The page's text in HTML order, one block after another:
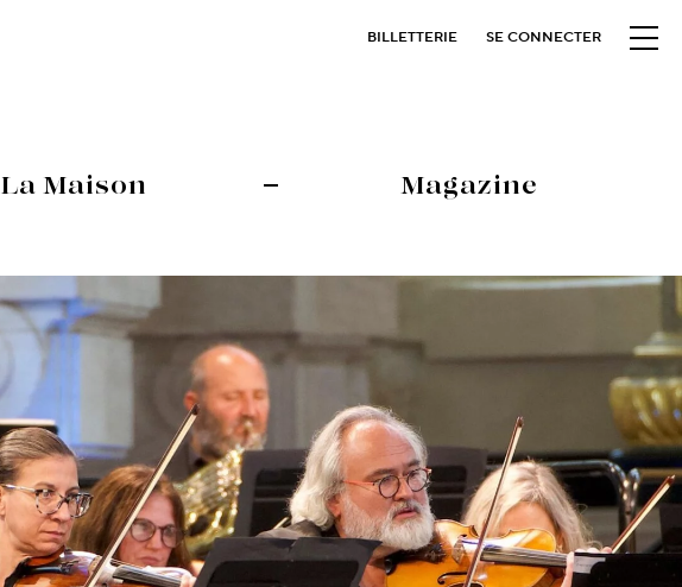
BILLETTERIE SE CONNECTER
La Maison Magazine